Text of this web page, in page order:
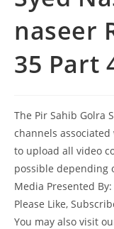
naseer
35 Part
The Pir Sahib Golra
channels
to upload all video
possible depending
Media Presented
Please Like,
You may also visit